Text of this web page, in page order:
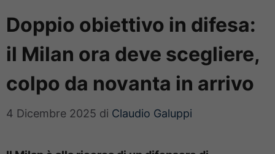
Doppio obiettivo in difesa:
il Milan ora deve scegliere,
colpo da novanta in arrivo
4 Dicembre 2025 di Claudio Galuppi